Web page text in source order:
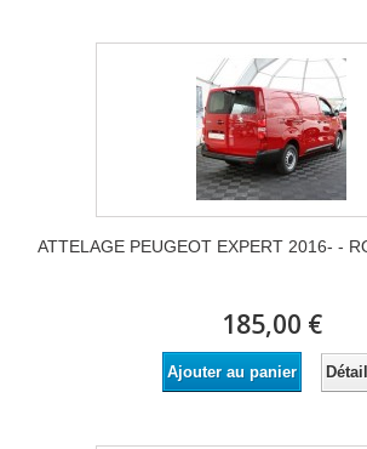
ATTELAGE PEUGEOT EXPERT 2016- -
185,00 €
Ajouter au panier